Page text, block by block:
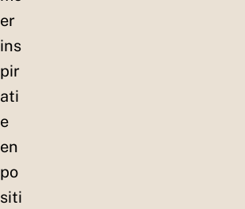
er
ins
pir
ati
e
en
po
siti